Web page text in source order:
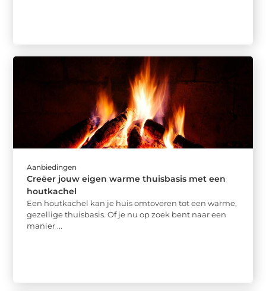
Aanbiedingen
Creëer jouw eigen warme thuisbasis met een
houtkachel
Een houtkachel kan je huis omtoveren tot een warme,
gezellige thuisbasis. Of je nu op zoek bent naar een
manier ...